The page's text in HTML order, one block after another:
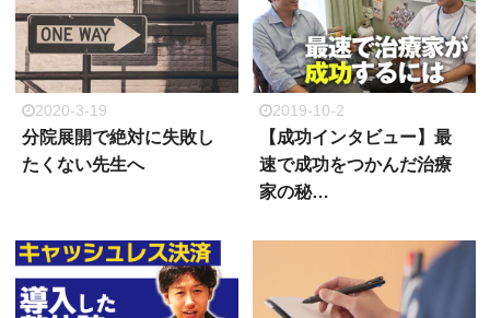
2020-3-19
分院展開で絶対に失敗し
たくない先生へ
2019-10-2
【成功インタビュー】最
速で成功をつかんだ治療
家の秘…